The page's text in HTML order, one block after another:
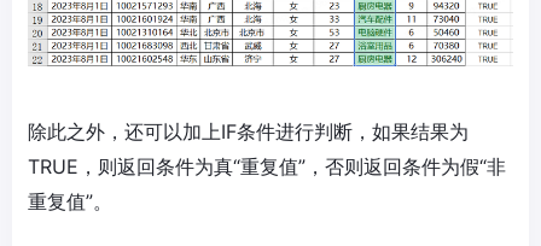
除此之外，还可以加上IF条件进行判断，如果结果为
TRUE，则返回条件为真“重复值”，否则返回条件为假“非
重复值”。